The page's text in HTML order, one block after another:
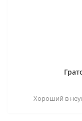
Хороший в